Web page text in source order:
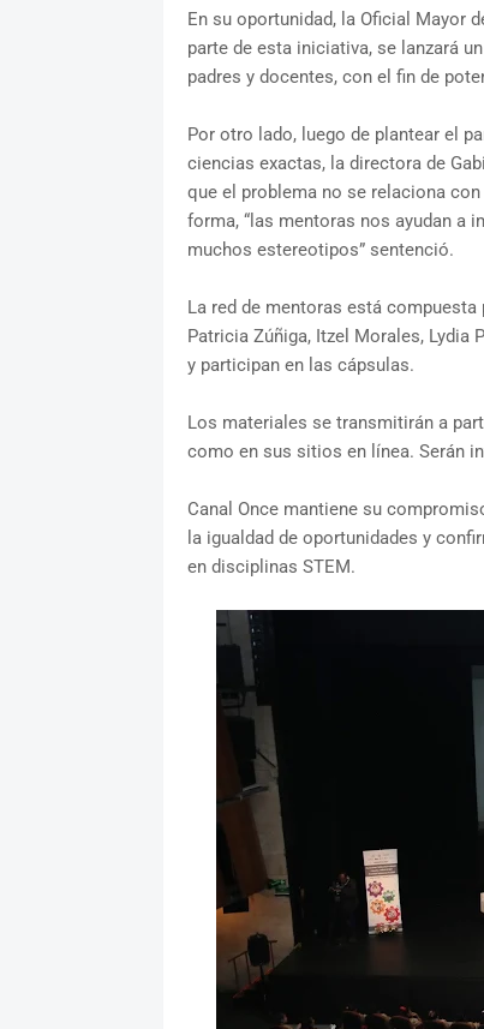
En su oportunidad, la Oficial Mayor
parte de esta iniciativa, se lanzará
padres y docentes, con el fin de
Por otro lado, luego de plantear el
ciencias exactas, la directora de
que el problema no se relaciona
forma, “las mentoras nos ayudan a
muchos estereotipos” sentenció.
La red de mentoras está compuesta
Patricia Zúñiga, Itzel Morales, Lydia
y participan en las cápsulas.
Los materiales se transmitirán a
como en sus sitios en línea. Serán
Canal Once mantiene su
la igualdad de oportunidades y
en disciplinas STEM.